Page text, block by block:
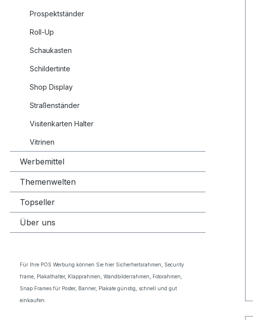
Prospektständer
Roll-Up
Schaukasten
Schildertinte
Shop Display
Straßenständer
Visitenkarten Halter
Vitrinen
Werbemittel
Themenwelten
Topseller
Über uns
Für Ihre POS Werbung können Sie hier Sicherheitsrahmen, Security
frame, Plakathalter, Klapprahmen, Wandbilderrahmen, Fotorahmen,
Snap Frames für Poster, Banner, Plakate günstig, schnell und gut
einkaufen.